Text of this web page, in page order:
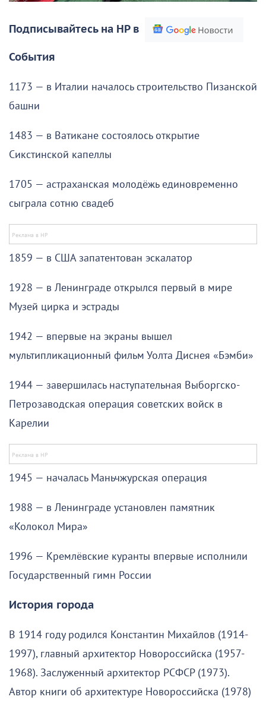
Подписывайтесь на НР в
События
1173 — в Италии началось строительство Пизанской
башни
1483 — в Ватикане состоялось открытие
Сикстинской капеллы
1705 — астраханская молодёжь единовременно
сыграла сотню свадеб
1859 — в США запатентован эскалатор
1928 — в Ленинграде открылся первый в мире
Музей цирка и эстрады
1942 — впервые на экраны вышел
мультипликационный фильм Уолта Диснея «Бэмби»
1944 — завершилась наступательная Выборгско-
Петрозаводская операция советских войск в
Карелии
1945 — началась Маньчжурская операция
1988 — в Ленинграде установлен памятник
«Колокол Мира»
1996 — Кремлёвские куранты впервые исполнили
Государственный гимн России
История города
В 1914 году родился Константин Михайлов (1914-
1997), главный архитектор Новороссийска (1957-
1968). Заслуженный архитектор РСФСР (1973).
Автор книги об архитектуре Новороссийска (1978)